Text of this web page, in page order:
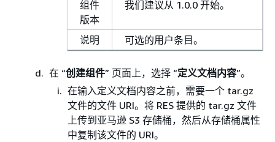
组件
版本
我们建议从 1.0.0 开始。
说明 可选的用户条目。
在 “创建组件” 页面上，选择 “定义文档内容”。
在输入定义文档内容之前，需要一个 tar.gz
文件的文件 URI。将 RES 提供的 tar.gz 文件
上传到亚马逊 S3 存储桶，然后从存储桶属性
中复制该文件的 URI。